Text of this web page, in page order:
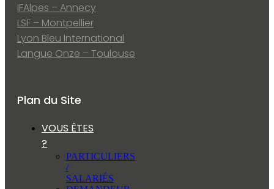
IFAlpes – Annecy
LSF – Montpellier
Lyon Bleu International
Langue Onze – Toulouse
Plan du Site
VOUS ÊTES
?
PARTICULIERS
/
SALARIÉS